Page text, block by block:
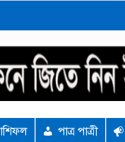
পাত্র পাত্রী